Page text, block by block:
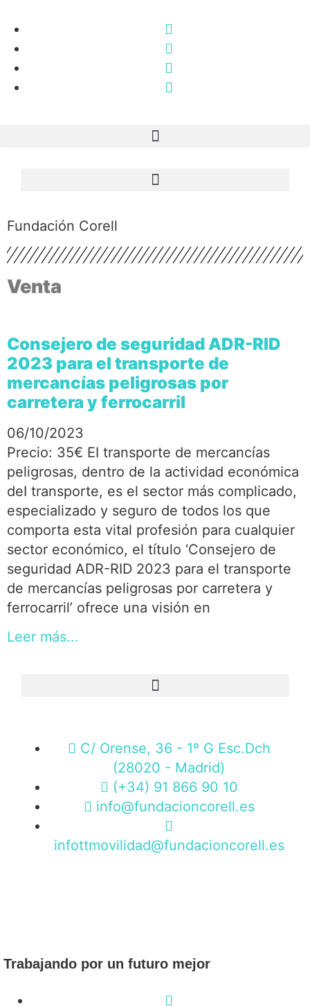
Fundación Corell
Venta
Consejero de seguridad ADR-RID
2023 para el transporte de
mercancías peligrosas por
carretera y ferrocarril
06/10/2023
Precio: 35€ EI transporte de mercancías
peligrosas, dentro de la actividad económica
deI transporte, es el sector más complicado,
especializado y seguro de todos los que
comporta esta vital profesión para cualquier
sector económico, el título ‘Consejero de
seguridad ADR-RID 2023 para el transporte
de mercancías peligrosas por carretera y
ferrocarril’ ofrece una visión en
Leer más...
C/ Orense, 36 - 1º G Esc.Dch
(28020 - Madrid)
(+34) 91 866 90 10
info@fundacioncorell.es
infottmovilidad@fundacioncorell.es
Trabajando por un futuro mejor